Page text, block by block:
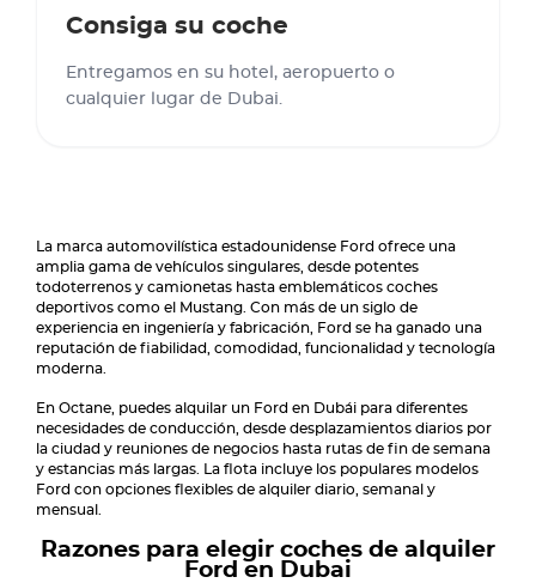
Consiga su coche
Entregamos en su hotel, aeropuerto o
cualquier lugar de Dubai.
La marca automovilística estadounidense Ford ofrece una
amplia gama de vehículos singulares, desde potentes
todoterrenos y camionetas hasta emblemáticos coches
deportivos como el Mustang. Con más de un siglo de
experiencia en ingeniería y fabricación, Ford se ha ganado una
reputación de fiabilidad, comodidad, funcionalidad y tecnología
moderna.
En Octane, puedes alquilar un Ford en Dubái para diferentes
necesidades de conducción, desde desplazamientos diarios por
la ciudad y reuniones de negocios hasta rutas de fin de semana
y estancias más largas. La flota incluye los populares modelos
Ford con opciones flexibles de alquiler diario, semanal y
mensual.
Razones para elegir coches de alquiler
Ford en Dubai